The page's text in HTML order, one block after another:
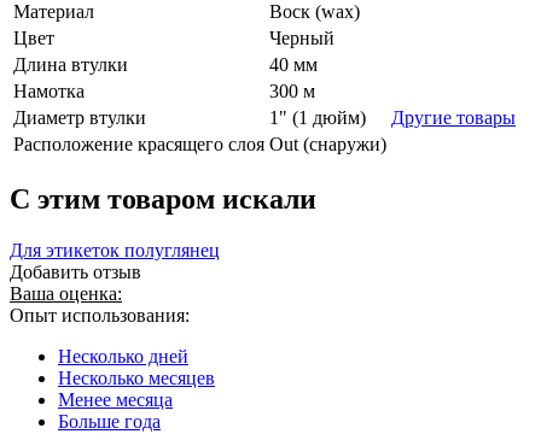
Материал
Воск (wax)
Цвет
Черный
Длина втулки
40 мм
Намотка
300 м
Диаметр втулки
1" (1 дюйм)
Другие товары
Расположение красящего слоя Out (снаружи)
C этим товаром искали
Для этикеток полуглянец
Добавить отзыв
Ваша оценка:
Опыт использования:
Несколько дней
Несколько месяцев
Менее месяца
Больше года